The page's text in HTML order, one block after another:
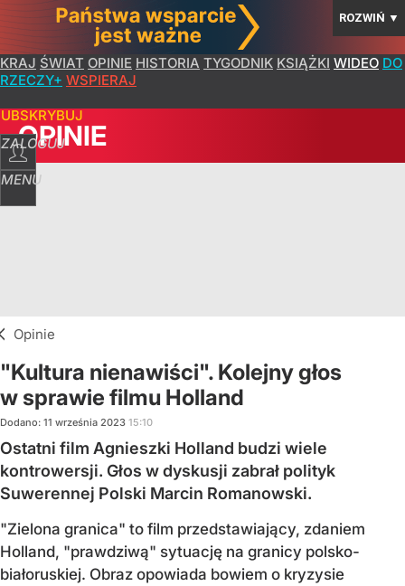
ROZWIŃ ▼
KRAJ ŚWIAT OPINIE HISTORIA TYGODNIK KSIĄŻKI WIDEO DO
RZECZY+ WSPIERAJ
ZALOGUJ
MENU
OPINIE
Opinie
"Kultura nienawiści". Kolejny głos
w sprawie filmu Holland
Dodano: 11 września 2023 15:10
Ostatni film Agnieszki Holland budzi wiele
kontrowersji. Głos w dyskusji zabrał polityk
Suwerennej Polski Marcin Romanowski.
"Zielona granica" to film przedstawiający, zdaniem
Holland, "prawdziwą" sytuację na granicy polsko-
białoruskiej. Obraz opowiada bowiem o kryzysie